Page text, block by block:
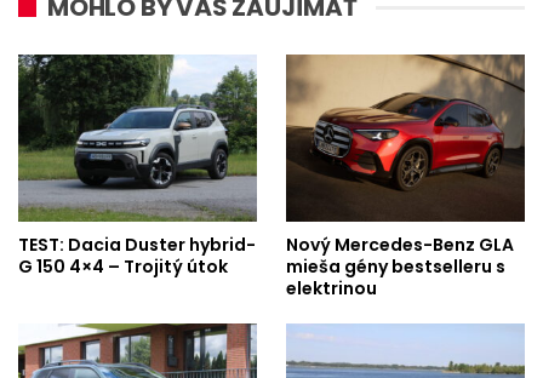
MOHLO BY VÁS ZAUJÍMAŤ
TEST: Dacia Duster hybrid-
G 150 4×4 – Trojitý útok
Nový Mercedes-Benz GLA
mieša gény bestselleru s
elektrinou